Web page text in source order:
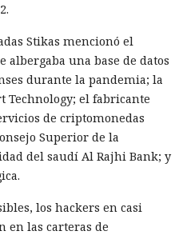
Stikas mencionó el
una base de datos
durante la pandemia; la
Technology; el fabricante
de criptomonedas
Superior de la
del saudí Al Rajhi Bank; y
los hackers en casi
en las carteras de